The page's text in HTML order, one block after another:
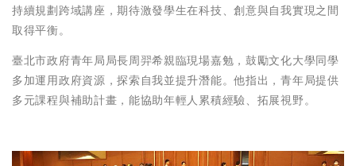
持續規劃跨域講座，期待激發學生在科技、創意與自我實現之間
取得平衡。
臺北市政府青年局局長周羿希親臨現場嘉勉，鼓勵文化大學同學
多加運用政府資源，探索自我並提升潛能。他指出，青年局提供
多元課程與補助計畫，能協助年輕人累積經驗、拓展視野。